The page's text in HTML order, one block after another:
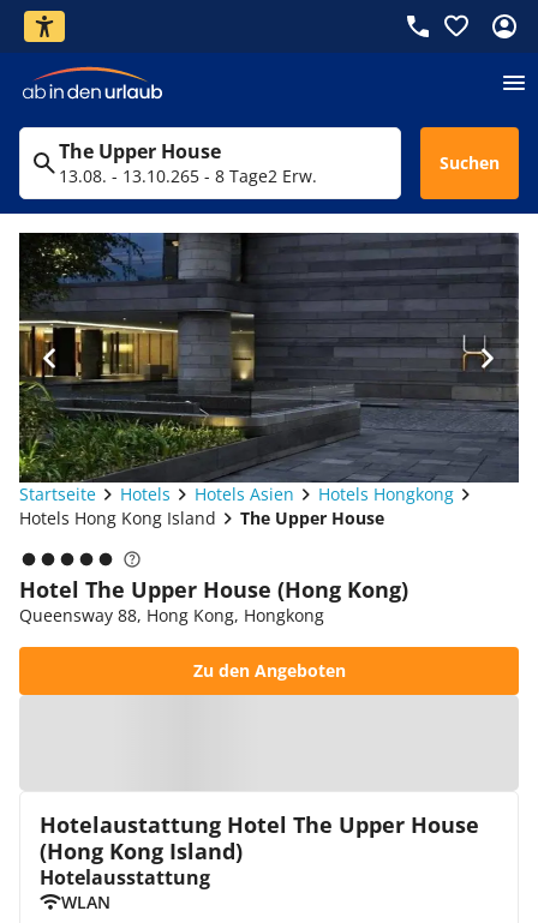
The Upper House
13.08. - 13.10.265 - 8 Tage2 Erw.
Suchen
Startseite Hotels Hotels Asien
Hotels Hongkong
Hotels Hong Kong Island
The Upper House
Hotel The Upper House (Hong Kong)
Queensway 88, Hong Kong, Hongkong
Zu den Angeboten
Hotelaustattung Hotel The Upper House
(Hong Kong Island)
Hotelausstattung
WLAN